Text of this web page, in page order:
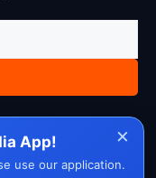
PolicyCookie Policy
×
App!
use our application.